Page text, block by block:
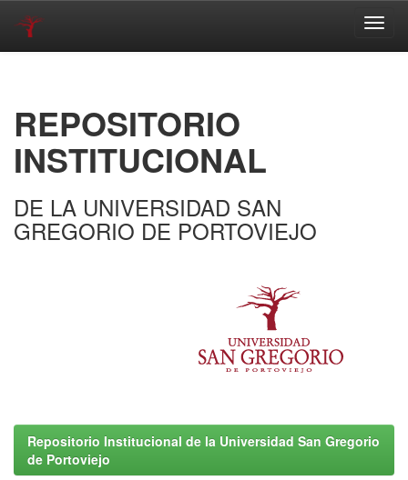
REPOSITORIO
INSTITUCIONAL
DE LA UNIVERSIDAD SAN
GREGORIO DE PORTOVIEJO
Repositorio Institucional de la Universidad San Gregorio
de Portoviejo